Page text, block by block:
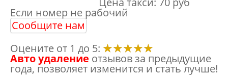
Если номер не рабочий
Сообщите нам
Оцените от 1 до 5:
Авто удаление отзывов за предыдущие
года, позволяет изменится и стать лучше!